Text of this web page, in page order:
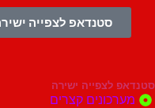
סטנדאפ לצפייה ישירה
ישירה
קצרים